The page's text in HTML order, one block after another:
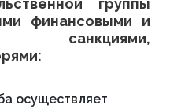
группы
финансовыми и
санкциями,
осуществляет